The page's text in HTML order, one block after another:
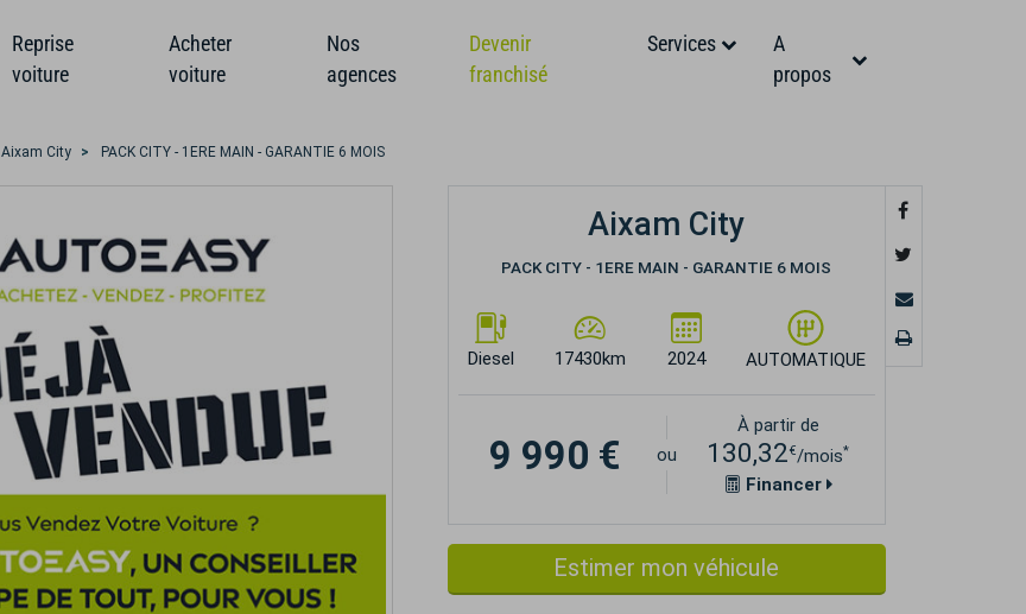
Reprise
voiture
Acheter
voiture
Nos
agences
Devenir
franchisé
Services
A
propos
Aixam City PACK CITY - 1ERE MAIN - GARANTIE 6 MOIS
Aixam City
PACK CITY - 1ERE MAIN - GARANTIE 6 MOIS
Diesel 17430km 2024 AUTOMATIQUE
9 990 € ou
À partir de
130,32€/mois*
Financer
Estimer mon véhicule